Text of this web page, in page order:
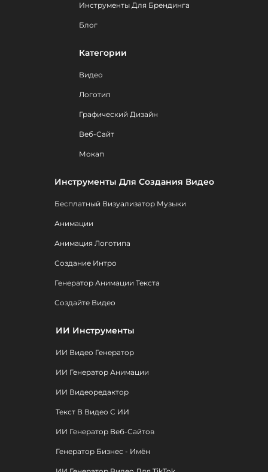
Инструменты Для Брендинга
Блог
Категории
Видео
Логотип
Графический Дизайн
Веб-Сайт
Мокап
Инструменты Для Создания Видео
Бесплатный Визуализатор Музыки
Анимации
Анимация Логотипа
Создание Интро
Генератор Анимации Текста
Создайте Видео
ИИ Инструменты
ИИ Видео Генератор
ИИ Генератор Анимации
ИИ Видеоредактор
Текст В Видео С ИИ
ИИ Генератор Веб-Сайтов
Генератор Бизнес - Имён